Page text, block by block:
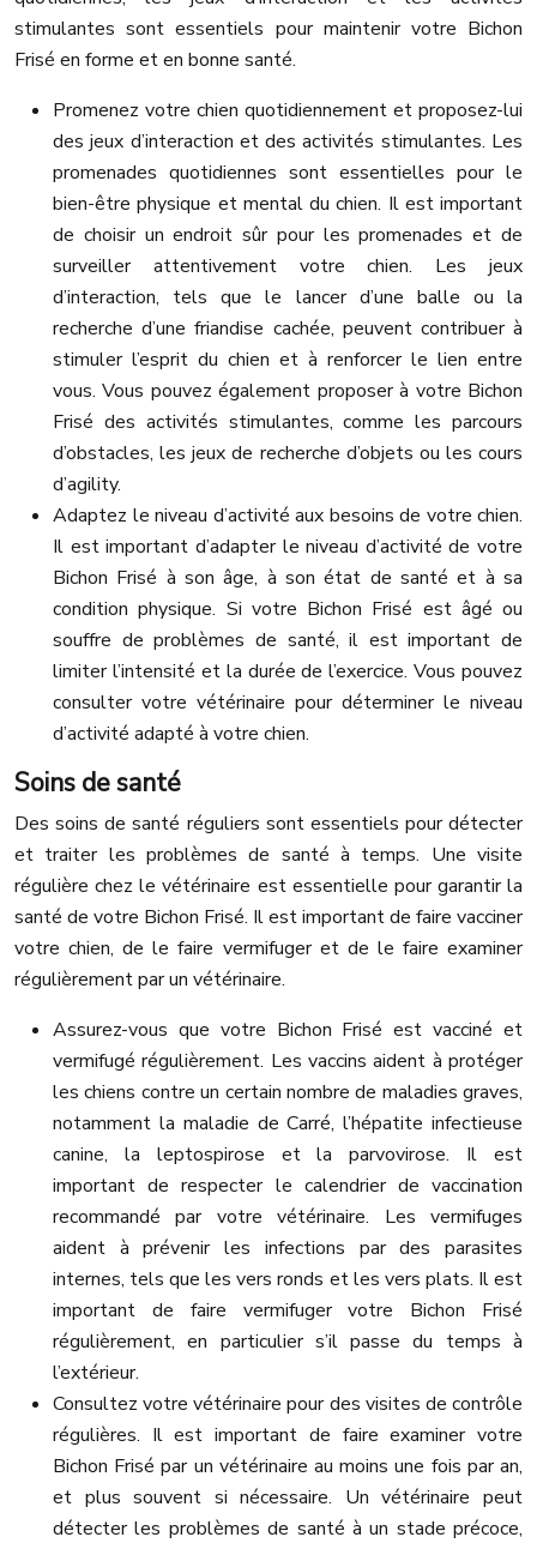
stimulantes sont essentiels pour maintenir votre Bichon
Frisé en forme et en bonne santé.
Promenez votre chien quotidiennement et proposez-lui
des jeux d’interaction et des activités stimulantes. Les
promenades quotidiennes sont essentielles pour le
bien-être physique et mental du chien. Il est important
de choisir un endroit sûr pour les promenades et de
surveiller attentivement votre chien. Les jeux
d’interaction, tels que le lancer d’une balle ou la
recherche d’une friandise cachée, peuvent contribuer à
stimuler l’esprit du chien et à renforcer le lien entre
vous. Vous pouvez également proposer à votre Bichon
Frisé des activités stimulantes, comme les parcours
d’obstacles, les jeux de recherche d’objets ou les cours
d’agility.
Adaptez le niveau d’activité aux besoins de votre chien.
Il est important d’adapter le niveau d’activité de votre
Bichon Frisé à son âge, à son état de santé et à sa
condition physique. Si votre Bichon Frisé est âgé ou
souffre de problèmes de santé, il est important de
limiter l’intensité et la durée de l’exercice. Vous pouvez
consulter votre vétérinaire pour déterminer le niveau
d’activité adapté à votre chien.
Soins de santé
Des soins de santé réguliers sont essentiels pour détecter
et traiter les problèmes de santé à temps. Une visite
régulière chez le vétérinaire est essentielle pour garantir la
santé de votre Bichon Frisé. Il est important de faire vacciner
votre chien, de le faire vermifuger et de le faire examiner
régulièrement par un vétérinaire.
Assurez-vous que votre Bichon Frisé est vacciné et
vermifugé régulièrement. Les vaccins aident à protéger
les chiens contre un certain nombre de maladies graves,
notamment la maladie de Carré, l’hépatite infectieuse
canine, la leptospirose et la parvovirose. Il est
important de respecter le calendrier de vaccination
recommandé par votre vétérinaire. Les vermifuges
aident à prévenir les infections par des parasites
internes, tels que les vers ronds et les vers plats. Il est
important de faire vermifuger votre Bichon Frisé
régulièrement, en particulier s’il passe du temps à
l’extérieur.
Consultez votre vétérinaire pour des visites de contrôle
régulières. Il est important de faire examiner votre
Bichon Frisé par un vétérinaire au moins une fois par an,
et plus souvent si nécessaire. Un vétérinaire peut
détecter les problèmes de santé à un stade précoce,